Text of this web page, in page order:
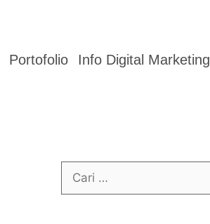
Portofolio Info Digital Marketing